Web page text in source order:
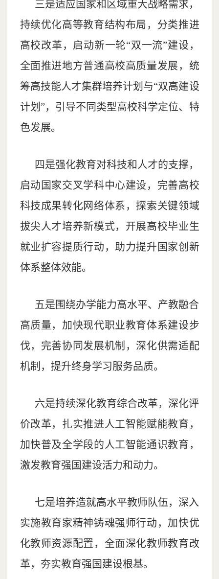
三是适应国家和区域重大战略需求，
持续优化高等教育结构布局，分类推进
高校改革，启动新一轮“双一流”建设，
全面推进地方普通高校高质量发展，统
筹高技能人才集群培养计划与“双高建设
计划”，引导不同类型高校科学定位、特
色发展。
四是强化教育对科技和人才的支撑，
启动国家交叉学科中心建设，完善高校
科技成果转化网络体系，探索关键领域
拔尖人才培养新模式，开展高校毕业生
就业扩容提质行动，助力提升国家创新
体系整体效能。
五是围绕办学能力高水平、产教融合
高质量，加快现代职业教育体系建设步
伐，完善协同发展机制，深化供需适配
机制，提升终身学习服务品质。
六是持续深化教育综合改革，深化评
价改革，扎实推进人工智能赋能教育，
加快普及全学段的人工智能通识教育，
激发教育强国建设活力和动力。
七是培养造就高水平教师队伍，深入
实施教育家精神铸魂强师行动，加快优
化教师资源配置，全面深化教师教育改
革，夯实教育强国建设根基。